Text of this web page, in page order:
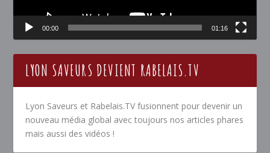
00:00 01:16
LYON SAVEURS DEVIENT RABELAIS.TV
Lyon Saveurs et Rabelais.TV fusionnent pour devenir un
nouveau média global avec toujours nos articles phares
mais aussi des vidéos !